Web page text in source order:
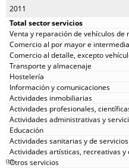
2011
(b)